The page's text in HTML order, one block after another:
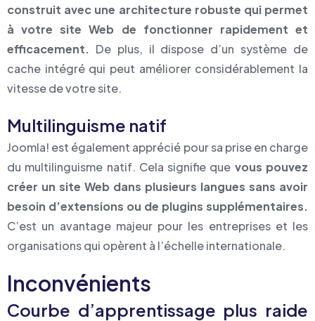
construit avec une architecture robuste qui permet
à votre site Web de fonctionner rapidement et
efficacement. De plus, il dispose d’un système de
cache intégré qui peut améliorer considérablement la
vitesse de votre site.
Multilinguisme natif
Joomla! est également apprécié pour sa prise en charge
du multilinguisme natif. Cela signifie que vous pouvez
créer un site Web dans plusieurs langues sans avoir
besoin d’extensions ou de plugins supplémentaires.
C’est un avantage majeur pour les entreprises et les
organisations qui opèrent à l’échelle internationale.
Inconvénients
Courbe d’apprentissage plus raide